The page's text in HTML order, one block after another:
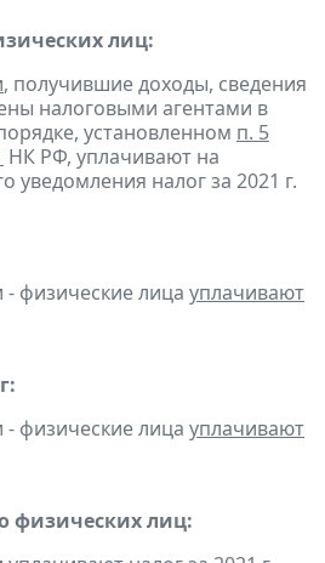
лиц:
, получившие доходы, сведения
налоговыми агентами в
установленном п. 5
НК РФ, уплачивают на
уведомления налог за 2021 г.
физические лица уплачивают
физические лица уплачивают
физических лиц: